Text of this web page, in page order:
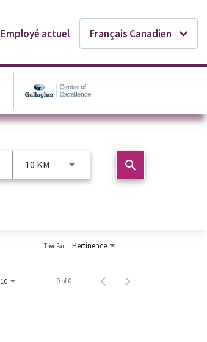
Employé actuel Français Canadien
10 KM search
Pertinence
Trier Par
10 0 of 0